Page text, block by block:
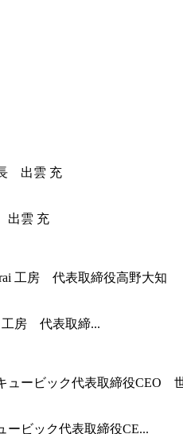
出雲 充
工房 代表取締...
ービック代表取締役CE...